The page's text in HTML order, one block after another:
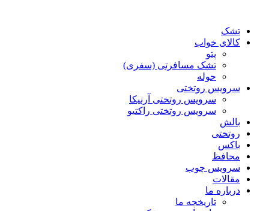
تشک
کالای خواب
پتو
تشک مسافرتی (سفری)
حوله
سرویس روتختی
سرویس روتختی آرنیکا
سرویس روتختی راکتیو
بالش
روتختی
باکس
محافظ
سرویس چوب
مقالات
درباره ما
تاریخچه ما